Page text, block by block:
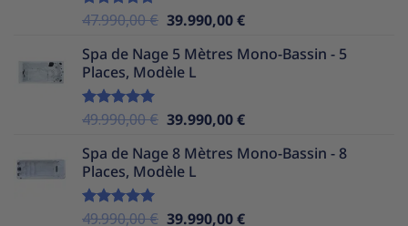
Note5.00
47.990,00€ Le
initial
était :
39.990,00€Le
actuel
Spa de Nage 5 Mètres Mono-Bassin - 5
Places, Modèle L
Note5.00
49.990,00€ Le
initial
était :
39.990,00€Le
actuel
Spa de Nage 8 Mètres Mono-Bassin - 8
Places, Modèle L
Note5.00
49.990,00€ Le
39.990,00€Le